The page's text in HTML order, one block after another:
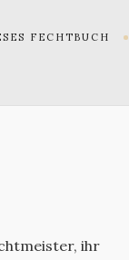
FECHTBUCH
ihr